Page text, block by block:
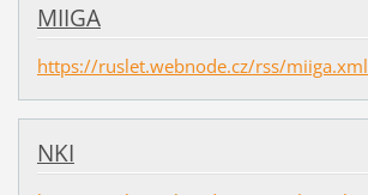
MIIGA
https://ruslet.webnode.cz/rss/miiga.xml
NKI